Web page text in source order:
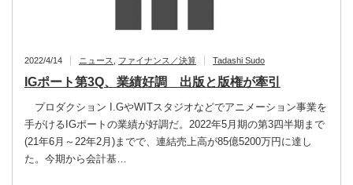
2022/4/14 ニュース ファイナンス／決算 Tadashi Sudo
IGポート第3Q、業績好調 出版と版権が牽引
プロダクション I.GやWITスタジオなどでアニメーション事業を
手がけるIGポートの業績が好調だ。2022年5月期の第3四半期まで
(21年6月～22年2月)までで、連結売上高が85億5200万円に達し
た。今期から会計基…